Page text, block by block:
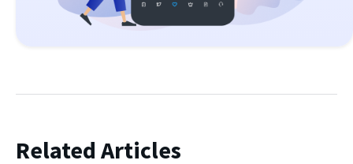
Related Articles